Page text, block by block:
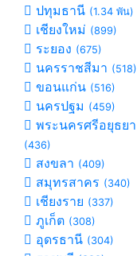
ปทุมธานี (1.34 พัน)
เชียงใหม่ (899)
ระยอง (675)
นครราชสีมา (518)
ขอนแก่น (516)
นครปฐม (459)
พระนครศรีอยุธยา
(436)
สงขลา (409)
สมุทรสาคร (340)
เชียงราย (337)
ภูเก็ต (308)
อุดรธานี (304)